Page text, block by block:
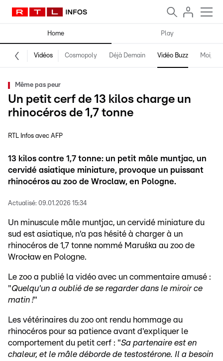
Home Play
Vidéos Cosmopoly Déjà Demain Vidéo Buzz Moi,
Même pas peur
Un petit cerf de 13 kilos charge un
rhinocéros de 1,7 tonne
RTL Infos avec AFP
13 kilos contre 1,7 tonne: un petit mâle muntjac, un
cervidé asiatique miniature, provoque un puissant
rhinocéros au zoo de Wroclaw, en Pologne.
Actualisé: 09.01.2026 15:34
Un minuscule mâle muntjac, un cervidé miniature du
sud est asiatique, n'a pas hésité à charger à un
rhinocéros de 1,7 tonne nommé Maruśka au zoo de
Wrocław en Pologne.
Le zoo a publié la vidéo avec un commentaire amusé :
"Quelqu'un a oublié de se regarder dans le miroir ce
matin !"
Les vétérinaires du zoo ont rendu hommage au
rhinocéros pour sa patience avant d'expliquer le
comportement du petit cerf : "Sa partenaire est en
chaleur, et le mâle déborde de testostérone. Il a besoin